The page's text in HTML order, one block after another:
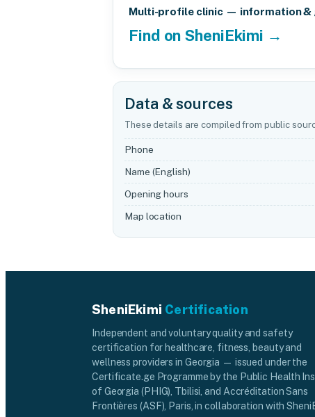
Multi-profile clinic — information &
Find on SheniEkimi →
Data & sources
These details are compiled from public
Phone
Name (English)
Opening hours
Map location
SheniEkimi Certification
Independent and voluntary quality and safety
certification for healthcare, fitness, beauty and
wellness providers in Georgia — issued under the
Certificate.ge Programme by the Public Health
of Georgia (PHIG), Tbilisi, and Accréditation Sans
Frontières (ASF), Paris, in collaboration with